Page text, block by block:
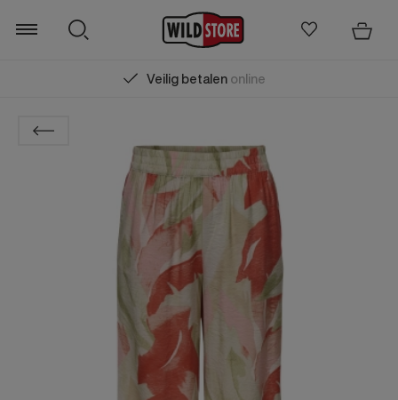
Veilig betalenonline
Zoeken